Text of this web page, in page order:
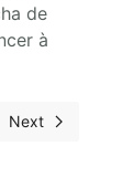
de
à
Next